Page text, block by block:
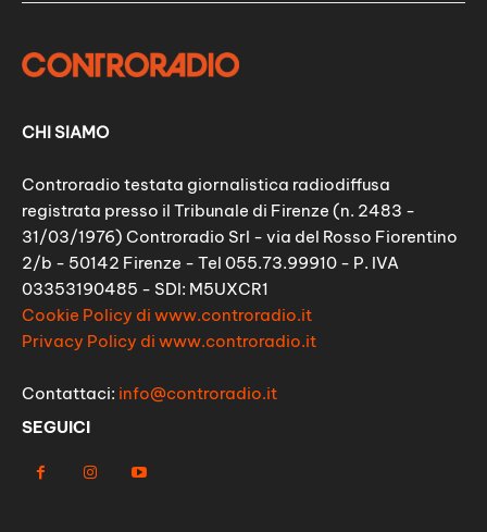
CHI SIAMO
Controradio testata giornalistica radiodiffusa
registrata presso il Tribunale di Firenze (n. 2483 -
31/03/1976) Controradio Srl - via del Rosso Fiorentino
2/b - 50142 Firenze - Tel 055.73.99910 - P. IVA
03353190485 - SDI: M5UXCR1
Cookie Policy di www.controradio.it
Privacy Policy di www.controradio.it
Contattaci: info@controradio.it
SEGUICI